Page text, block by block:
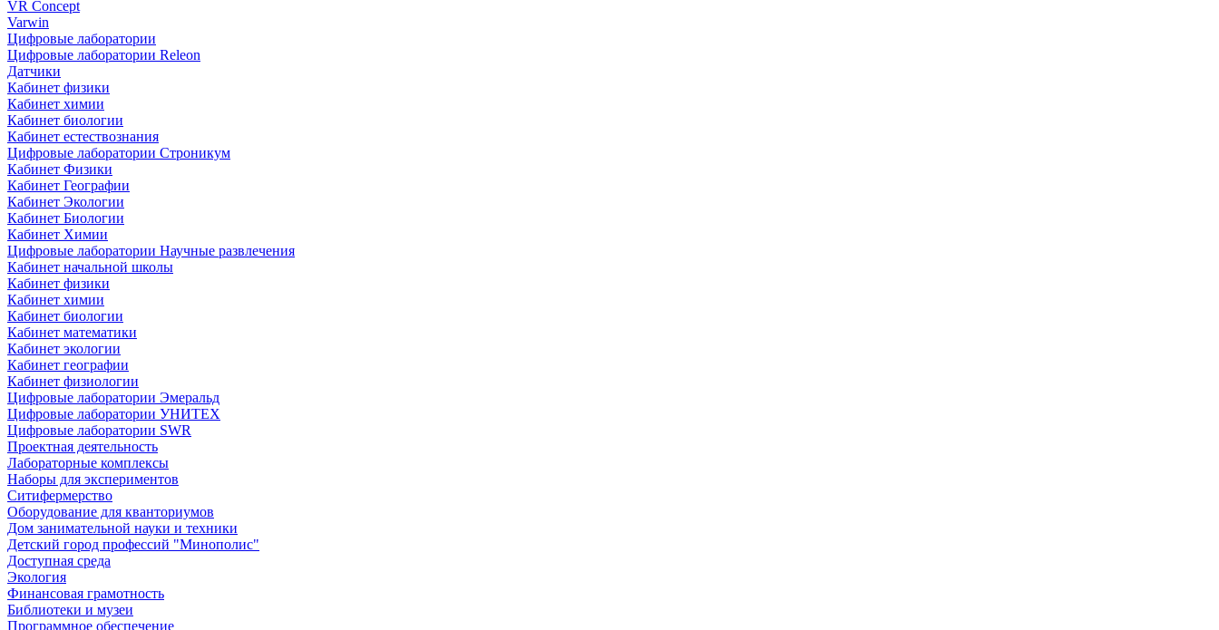
VR Concept
Varwin
Цифровые лаборатории
Цифровые лаборатории Releon
Датчики
Кабинет физики
Кабинет химии
Кабинет биологии
Кабинет естествознания
Цифровые лаборатории Строникум
Кабинет Физики
Кабинет Географии
Кабинет Экологии
Кабинет Биологии
Кабинет Химии
Цифровые лаборатории Научные развлечения
Кабинет начальной школы
Кабинет физики
Кабинет химии
Кабинет биологии
Кабинет математики
Кабинет экологии
Кабинет географии
Кабинет физиологии
Цифровые лаборатории Эмеральд
Цифровые лаборатории УНИТЕХ
Цифровые лаборатории SWR
Проектная деятельность
Лабораторные комплексы
Наборы для экспериментов
Ситифермерство
Оборудование для кванториумов
Дом занимательной науки и техники
Детский город профессий "Минополис"
Доступная среда
Экология
Финансовая грамотность
Библиотеки и музеи
Программное обеспечение